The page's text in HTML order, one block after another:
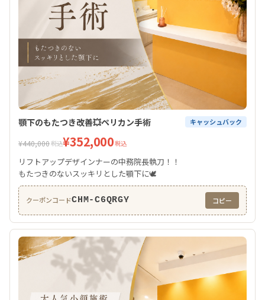
顎下のもたつき改善💥ペリカン手術 キャッシュバック
¥440,000税込¥352,000税込
リフトアップデザインナーの中務院長執刀！！
もたつきのないスッキリとした顎下に🕊️
クーポンコードCHM-C6QRGY コピー